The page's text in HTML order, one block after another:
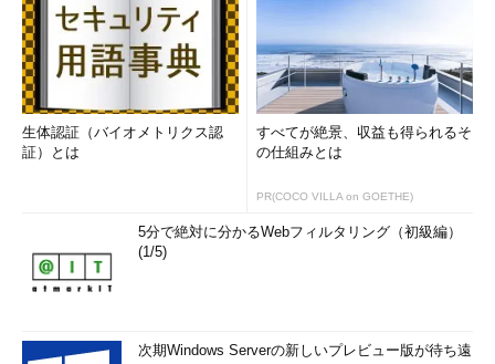
生体認証（バイオメトリクス認
証）とは
すべてが絶景、収益も得られるそ
の仕組みとは
PR(COCO VILLA on GOETHE)
5分で絶対に分かるWebフィルタリング（初級編）
(1/5)
次期Windows Serverの新しいプレビュー版が待ち遠